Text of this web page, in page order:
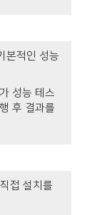
본적인 성능
성능 테스
후 결과를
접 설치를